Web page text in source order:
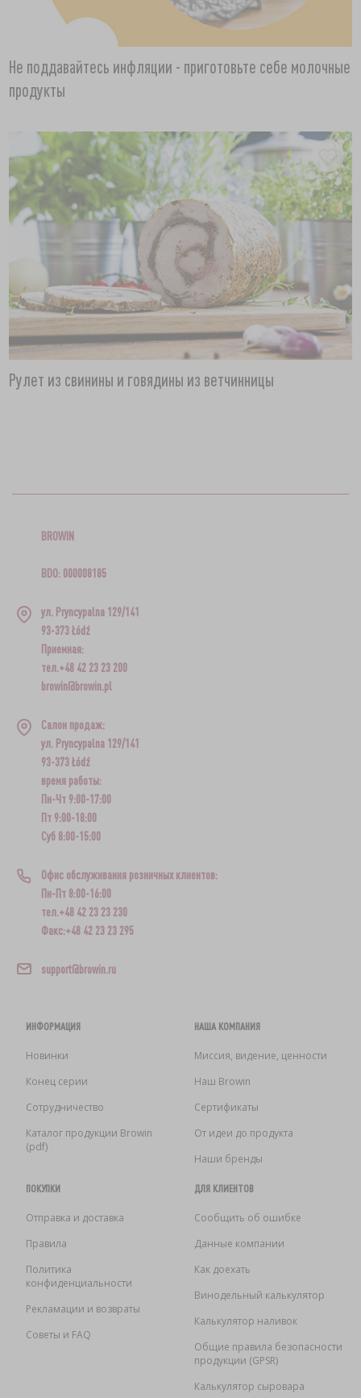
Не поддавайтесь инфляции - приготовьте себе молочные
продукты
Рулет из свинины и говядины из ветчинницы
BROWIN
BDO: 000008185
ул. Pryncypalna 129/141
93-373 Łódź
Приемная:
тел.+48 42 23 23 200
browin@browin.pl
Салон продаж:
ул. Pryncypalna 129/141
93-373 Łódź
время работы:
Пн-Чт 9:00-17:00
Пт 9:00-18:00
Суб 8:00-15:00
Офис обслуживания розничных клиентов:
Пн-Пт 8:00-16:00
тел.+48 42 23 23 230
Факс:+48 42 23 23 295
support@browin.ru
ИНФОРМАЦИЯ
Новинки
Конец серии
Сотрудничество
Каталог продукции Browin
(pdf)
НАША КОМПАНИЯ
Миссия, видение, ценности
Наш Browin
Сертификаты
От идеи до продукта
Наши бренды
ПОКУПКИ
Отправка и доставка
Правила
Политика
конфиденциальности
Рекламации и возвраты
Советы и FAQ
ДЛЯ КЛИЕНТОВ
Сообщить об ошибке
Данные компании
Как доехать
Винодельный калькулятор
Калькулятор наливок
Общие правила безопасности
продукции (GPSR)
Калькулятор сыровара